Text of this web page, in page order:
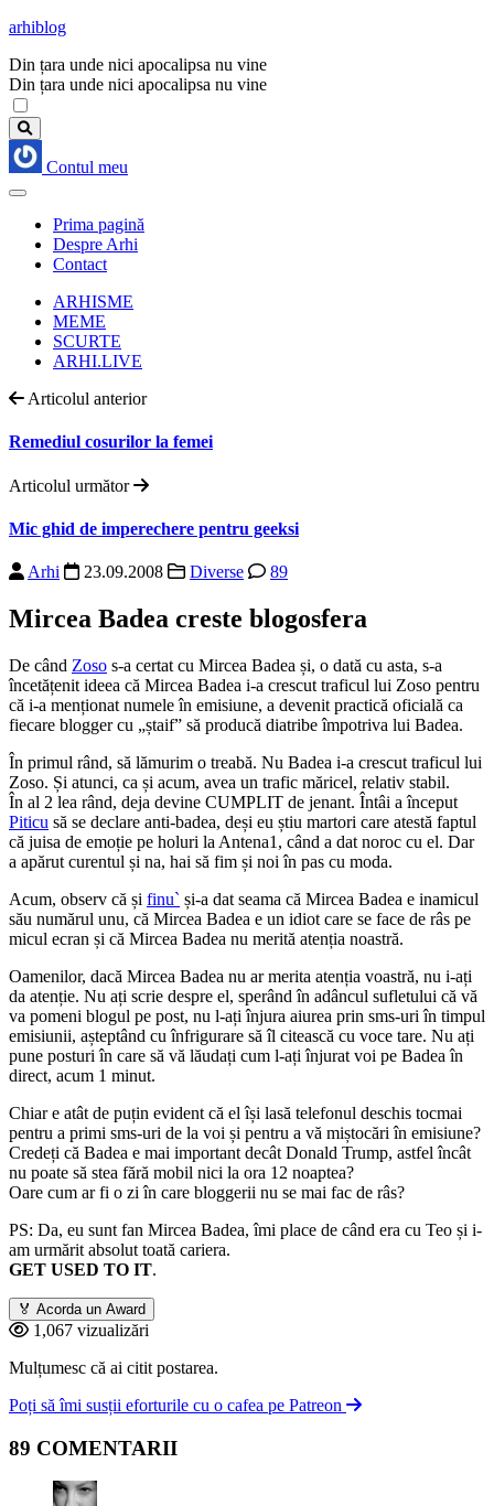
arhiblog
Din țara unde nici apocalipsa nu vine
Din țara unde nici apocalipsa nu vine
Contul meu
Prima pagină
Despre Arhi
Contact
ARHISME
MEME
SCURTE
ARHI.LIVE
Articolul anterior
Remediul cosurilor la femei
Articolul următor
Mic ghid de imperechere pentru geeksi
Arhi 23.09.2008 Diverse 89
Mircea Badea creste blogosfera
De când Zoso s-a certat cu Mircea Badea și, o dată cu asta, s-a
încetățenit ideea că Mircea Badea i-a crescut traficul lui Zoso pentru
că i-a menționat numele în emisiune, a devenit practică oficială ca
fiecare blogger cu „ștaif” să producă diatribe împotriva lui Badea.
În primul rând, să lămurim o treabă. Nu Badea i-a crescut traficul lui
Zoso. Și atunci, ca și acum, avea un trafic măricel, relativ stabil.
În al 2 lea rând, deja devine CUMPLIT de jenant. Întâi a început
Piticu să se declare anti-badea, deși eu știu martori care atestă faptul
că juisa de emoție pe holuri la Antena1, când a dat noroc cu el. Dar
a apărut curentul și na, hai să fim și noi în pas cu moda.
Acum, observ că și finu` și-a dat seama că Mircea Badea e inamicul
său numărul unu, că Mircea Badea e un idiot care se face de râs pe
micul ecran și că Mircea Badea nu merită atenția noastră.
Oamenilor, dacă Mircea Badea nu ar merita atenția voastră, nu i-ați
da atenție. Nu ați scrie despre el, sperând în adâncul sufletului că vă
va pomeni blogul pe post, nu l-ați înjura aiurea prin sms-uri în timpul
emisiunii, așteptând cu înfrigurare să îl citească cu voce tare. Nu ați
pune posturi în care să vă lăudați cum l-ați înjurat voi pe Badea în
direct, acum 1 minut.
Chiar e atât de puțin evident că el își lasă telefonul deschis tocmai
pentru a primi sms-uri de la voi și pentru a vă miștocări în emisiune?
Credeți că Badea e mai important decât Donald Trump, astfel încât
nu poate să stea fără mobil nici la ora 12 noaptea?
Oare cum ar fi o zi în care bloggerii nu se mai fac de râs?
PS: Da, eu sunt fan Mircea Badea, îmi place de când era cu Teo și i-
am urmărit absolut toată cariera.
GET USED TO IT.
🏅 Acorda un Award
1,067 vizualizări
Mulțumesc că ai citit postarea.
Poți să îmi susții eforturile cu o cafea pe Patreon
89 COMENTARII